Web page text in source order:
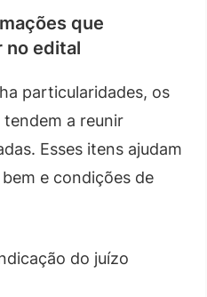
que
no edital
particularidades, os
tendem a reunir
Esses itens ajudam
e condições de
do juízo